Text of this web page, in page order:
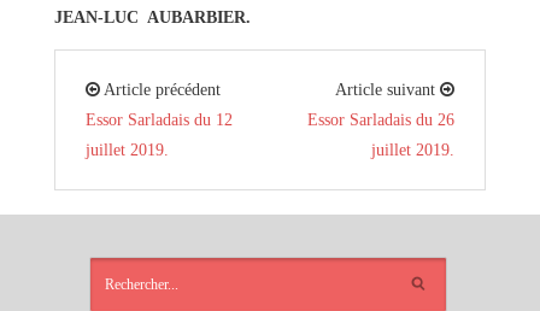
JEAN-LUC AUBARBIER.
Article précédent
Essor Sarladais du 12
juillet 2019.
Article suivant
Essor Sarladais du 26
juillet 2019.